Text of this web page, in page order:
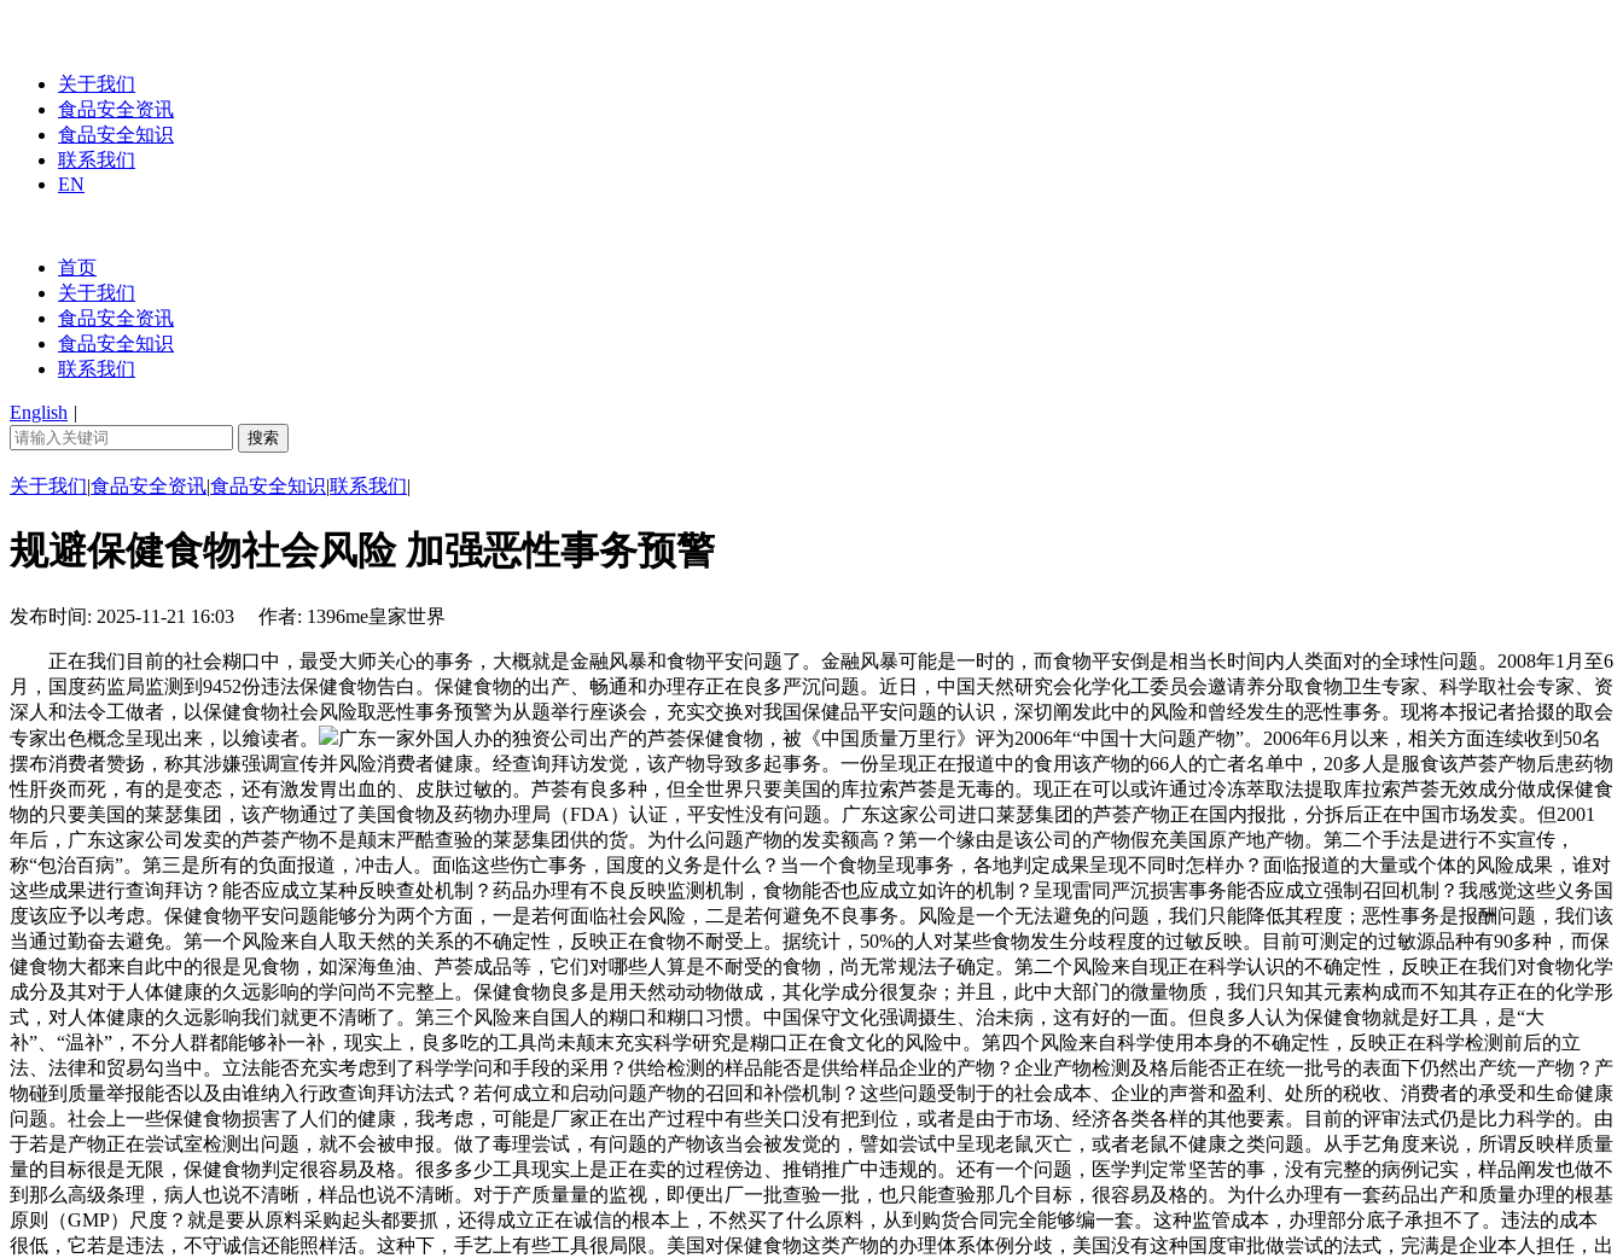
关于我们
食品安全资讯
食品安全知识
联系我们
EN
首页
关于我们
食品安全资讯
食品安全知识
联系我们
English |
关于我们|食品安全资讯|食品安全知识|联系我们|
规避保健食物社会风险 加强恶性事务预警
发布时间: 2025-11-21 16:03 作者: 1396me皇家世界
正在我们目前的社会糊口中，最受大师关心的事务，大概就是金融风暴和食物平安问题了。金融风暴可能是一时的，而食物平安倒是相当长时间内人类面对的全球性问题。2008年1月至6
月，国度药监局监测到9452份违法保健食物告白。保健食物的出产、畅通和办理存正在良多严沉问题。近日，中国天然研究会化学化工委员会邀请养分取食物卫生专家、科学取社会专家、资
深人和法令工做者，以保健食物社会风险取恶性事务预警为从题举行座谈会，充实交换对我国保健品平安问题的认识，深切阐发此中的风险和曾经发生的恶性事务。现将本报记者拾掇的取会
专家出色概念呈现出来，以飨读者。
广东一家外国人办的独资公司出产的芦荟保健食物，被《中国质量万里行》评为2006年“中国十大问题产物”。2006年6月以来，相关方面连续收到50名
摆布消费者赞扬，称其涉嫌强调宣传并风险消费者健康。经查询拜访发觉，该产物导致多起事务。一份呈现正在报道中的食用该产物的66人的亡者名单中，20多人是服食该芦荟产物后患药物
性肝炎而死，有的是变态，还有激发胃出血的、皮肤过敏的。芦荟有良多种，但全世界只要美国的库拉索芦荟是无毒的。现正在可以或许通过冷冻萃取法提取库拉索芦荟无效成分做成保健食
物的只要美国的莱瑟集团，该产物通过了美国食物及药物办理局（FDA）认证，平安性没有问题。广东这家公司进口莱瑟集团的芦荟产物正在国内报批，分拆后正在中国市场发卖。但2001
年后，广东这家公司发卖的芦荟产物不是颠末严酷查验的莱瑟集团供的货。为什么问题产物的发卖额高？第一个缘由是该公司的产物假充美国原产地产物。第二个手法是进行不实宣传，
称“包治百病”。第三是所有的负面报道，冲击人。面临这些伤亡事务，国度的义务是什么？当一个食物呈现事务，各地判定成果呈现不同时怎样办？面临报道的大量或个体的风险成果，谁对
这些成果进行查询拜访？能否应成立某种反映查处机制？药品办理有不良反映监测机制，食物能否也应成立如许的机制？呈现雷同严沉损害事务能否应成立强制召回机制？我感觉这些义务国
度该应予以考虑。保健食物平安问题能够分为两个方面，一是若何面临社会风险，二是若何避免不良事务。风险是一个无法避免的问题，我们只能降低其程度；恶性事务是报酬问题，我们该
当通过勤奋去避免。第一个风险来自人取天然的关系的不确定性，反映正在食物不耐受上。据统计，50%的人对某些食物发生分歧程度的过敏反映。目前可测定的过敏源品种有90多种，而保
健食物大都来自此中的很是见食物，如深海鱼油、芦荟成品等，它们对哪些人算是不耐受的食物，尚无常规法子确定。第二个风险来自现正在科学认识的不确定性，反映正在我们对食物化学
成分及其对于人体健康的久远影响的学问尚不完整上。保健食物良多是用天然动动物做成，其化学成分很复杂；并且，此中大部门的微量物质，我们只知其元素构成而不知其存正在的化学形
式，对人体健康的久远影响我们就更不清晰了。第三个风险来自国人的糊口和糊口习惯。中国保守文化强调摄生、治未病，这有好的一面。但良多人认为保健食物就是好工具，是“大
补”、“温补”，不分人群都能够补一补，现实上，良多吃的工具尚未颠末充实科学研究是糊口正在食文化的风险中。第四个风险来自科学使用本身的不确定性，反映正在科学检测前后的立
法、法律和贸易勾当中。立法能否充实考虑到了科学学问和手段的采用？供给检测的样品能否是供给样品企业的产物？企业产物检测及格后能否正在统一批号的表面下仍然出产统一产物？产
物碰到质量举报能否以及由谁纳入行政查询拜访法式？若何成立和启动问题产物的召回和补偿机制？这些问题受制于的社会成本、企业的声誉和盈利、处所的税收、消费者的承受和生命健康
问题。社会上一些保健食物损害了人们的健康，我考虑，可能是厂家正在出产过程中有些关口没有把到位，或者是由于市场、经济各类各样的其他要素。目前的评审法式仍是比力科学的。由
于若是产物正在尝试室检测出问题，就不会被申报。做了毒理尝试，有问题的产物该当会被发觉的，譬如尝试中呈现老鼠灭亡，或者老鼠不健康之类问题。从手艺角度来说，所谓反映样质量
量的目标很是无限，保健食物判定很容易及格。很多多少工具现实上是正在卖的过程傍边、推销推广中违规的。还有一个问题，医学判定常坚苦的事，没有完整的病例记实，样品阐发也做不
到那么高级条理，病人也说不清晰，样品也说不清晰。对于产质量量的监视，即便出厂一批查验一批，也只能查验那几个目标，很容易及格的。为什么办理有一套药品出产和质量办理的根基
原则（GMP）尺度？就是要从原料采购起头都要抓，还得成立正在诚信的根本上，不然买了什么原料，从到购货合同完全能够编一套。这种监管成本，办理部分底子承担不了。违法的成本
很低，它若是违法，不守诚信还能照样活。这种下，手艺上有些工具很局限。美国对保健食物这类产物的办理体系体例分歧，美国没有这种国度审批做尝试的法式，完满是企业本人担任，出